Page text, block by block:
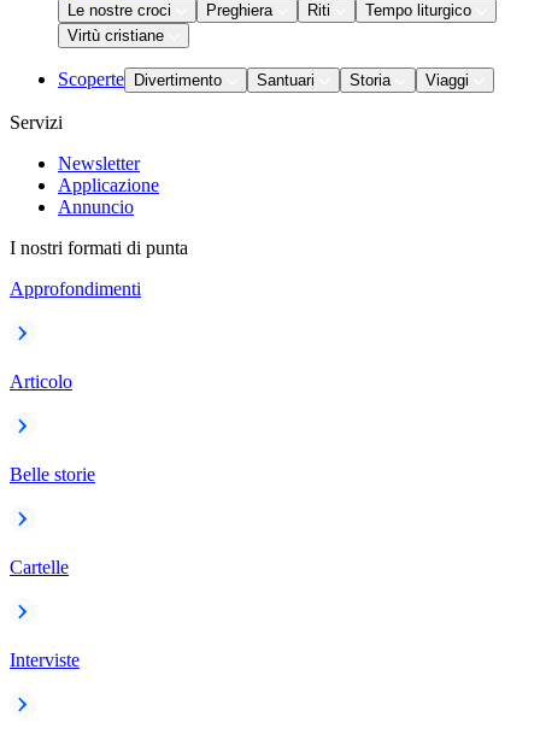
Le nostre croci
Preghiera Riti
Tempo liturgico
Virtù cristiane
Scoperte Divertimento Santuari Storia Viaggi
Servizi
Newsletter
Applicazione
Annuncio
I nostri formati di punta
Approfondimenti
Articolo
Belle storie
Cartelle
Interviste